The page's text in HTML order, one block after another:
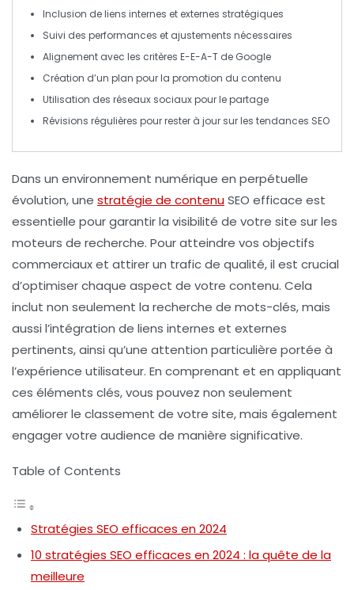
Inclusion deliens internes et externes stratégiques
Suivi des performances et ajustements nécessaires
Alignement avec les critères E-E-A-T de Google
Création d’un plan pour la promotion du contenu
Utilisation des réseaux sociauxpour le partage
Révisions régulières pour rester à jour sur les tendances SEO
Dans un environnement numérique en perpétuelle
évolution, une stratégie de contenuSEO efficace est
essentielle pour garantir la visibilité de votre site sur les
moteurs de recherche. Pour atteindre vos objectifs
commerciaux et attirer un trafic de qualité, il est crucial
d’optimiser chaque aspect de votre contenu. Cela
inclut non seulement la recherche de mots-clés, mais
aussi l’intégration de liens internes et externes
pertinents, ainsi qu’une attention particulière portée à
l’expérience utilisateur. En comprenant et en appliquant
ces éléments clés, vous pouvez non seulement
améliorer le classement de votre site, mais également
engager votre audience de manière significative.
Table of Contents
Stratégies SEO efficaces en 2024
10 stratégies SEO efficaces en 2024 : la quête de la
meilleure